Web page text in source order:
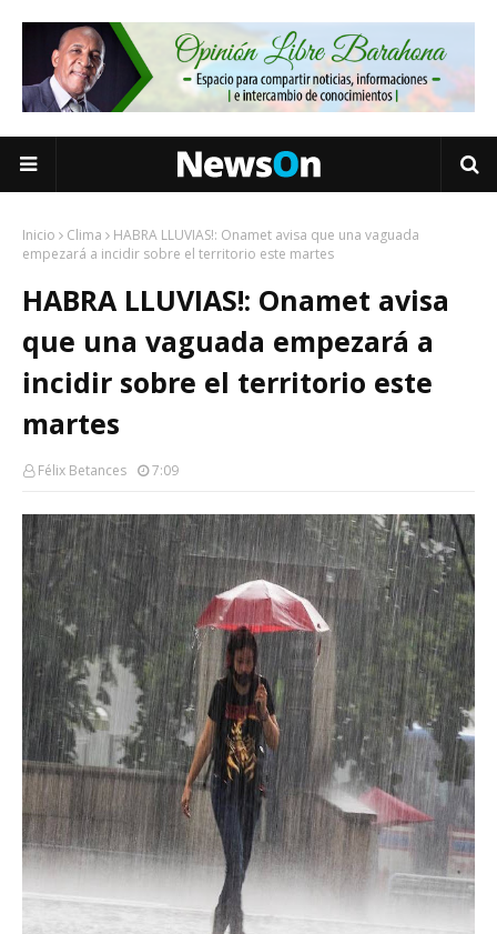
Inicio Clima
HABRA LLUVIAS!: Onamet avisa que una vaguada
empezará a incidir sobre el territorio este martes
HABRA LLUVIAS!: Onamet avisa
que una vaguada empezará a
incidir sobre el territorio este
martes
Félix Betances 7:09